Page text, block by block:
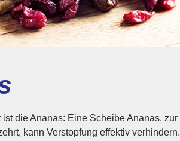
kann Verstopfung effektiv verhindern.